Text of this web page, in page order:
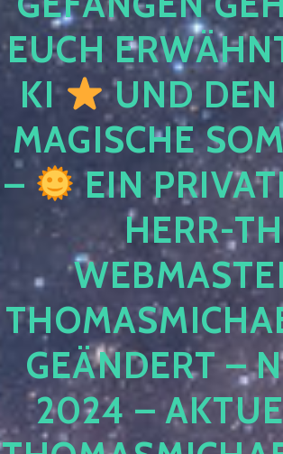
EUCH
KI
UND
MAGISCHE
–
EIN
HERR-
GEÄNDERT –
2024 –